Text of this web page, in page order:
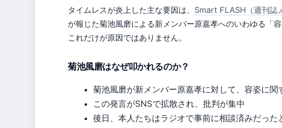
タイムレスが炎上した主な要因は、 Smart FLASH（週刊誌
が報じた菊池風磨による新メンバー原嘉孝へのいわゆる「
これだけが原因ではありません。
菊池風磨はなぜ叩かれるのか？
菊池風磨が新メンバー原嘉孝に対して、容姿に関
この発言がSNSで拡散され、批判が集中
後日、本人たちはラジオで事前に相談済みだった